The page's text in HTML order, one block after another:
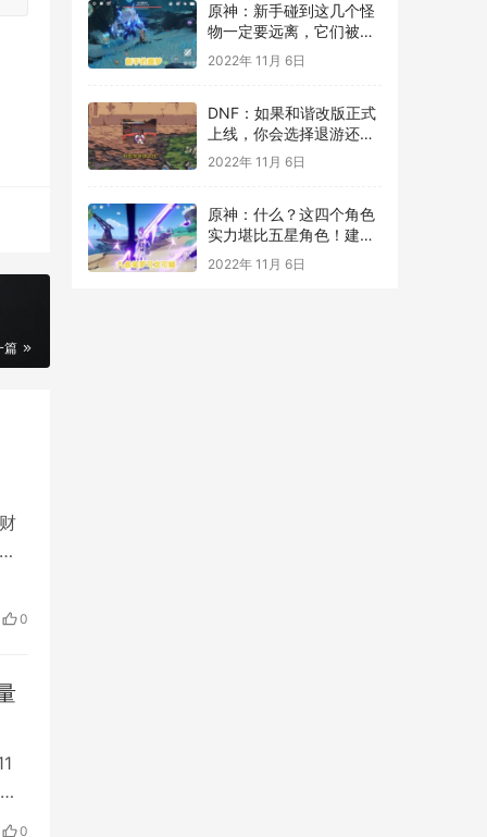
篇
0
0
原神：新手碰到这几个怪
物一定要远离，它们被称
为团灭发动机！
2022年 11月 6日
DNF：如果和谐改版正式
上线，你会选择退游还是
继续玩？理性分析！
2022年 11月 6日
原神：什么？这四个角色
实力堪比五星角色！建议
新手选择直接起飞
2022年 11月 6日